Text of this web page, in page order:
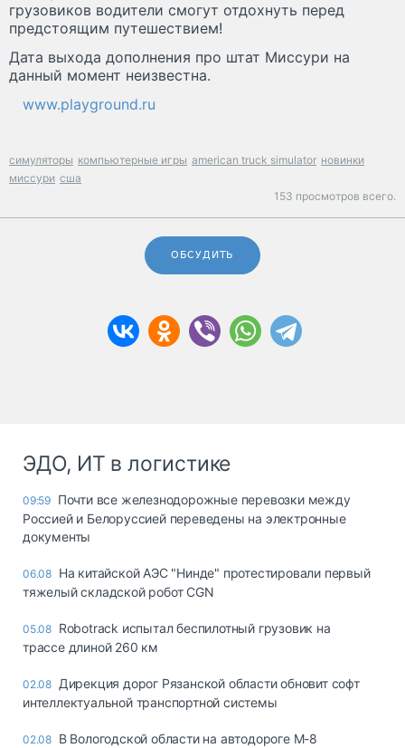
грузовиков водители смогут отдохнуть перед
предстоящим путешествием!
Дата выхода дополнения про штат Миссури на
данный момент неизвестна.
www.playground.ru
симуляторы компьютерные игры american truck simulator новинки
миссури сша
153 просмотров всего.
ОБСУДИТЬ
ЭДО, ИТ в логистике
09:59 Почти все железнодорожные перевозки между
Россией и Белоруссией переведены на электронные
документы
06.08 На китайской АЭС "Нинде" протестировали первый
тяжелый складской робот CGN
05.08 Robotrack испытал беспилотный грузовик на
трассе длиной 260 км
02.08 Дирекция дорог Рязанской области обновит софт
интеллектуальной транспортной системы
02.08 В Вологодской области на автодороге М-8